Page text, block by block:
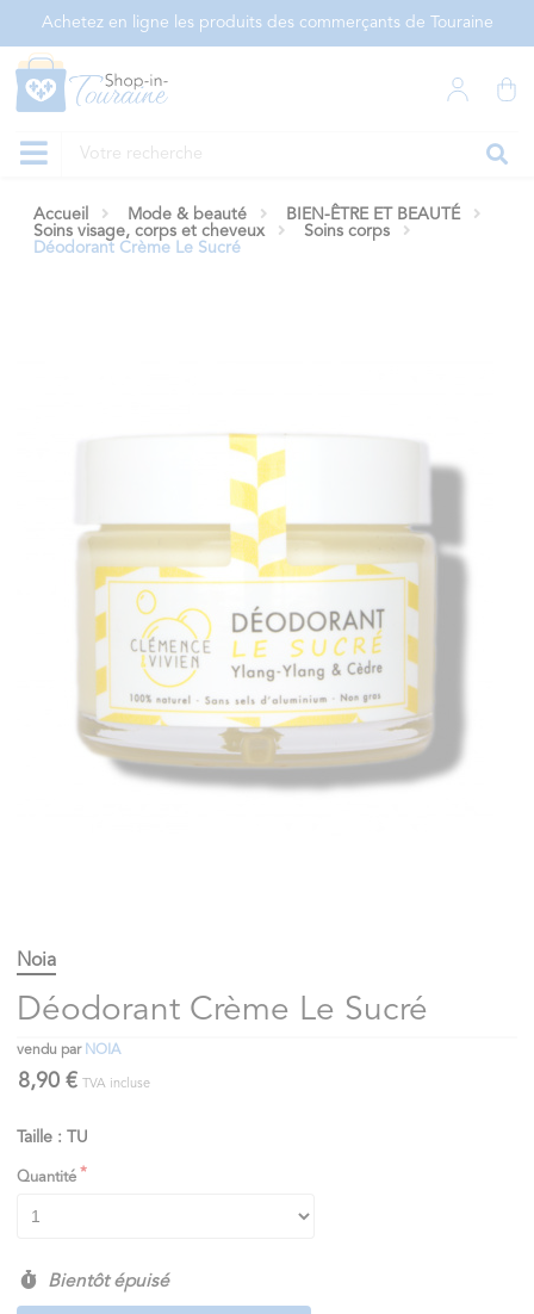
Achetez en ligne les produits des commerçants de Touraine
Accueil Mode & beauté
BIEN-ÊTRE ET BEAUTÉ
Soins visage, corps et cheveux
Soins corps
Déodorant Crème Le Sucré
Noia
Déodorant Crème Le Sucré
vendu par NOIA
8,90 € TVA incluse
Taille : TU
Quantité
Bientôt épuisé
Panneau de gestion des cookies